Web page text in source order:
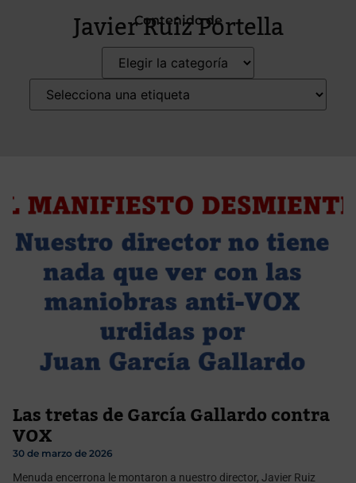
Contenido de
Javier Ruiz Portella
Las tretas de García Gallardo contra
VOX
30 de marzo de 2026
Menuda encerrona le montaron a nuestro director, Javier Ruiz